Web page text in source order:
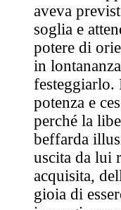
aveva
soglia e
potere di
in
festeggiarlo.
potenza e
perché la
beffarda
uscita da lui
acquisita,
gioia di